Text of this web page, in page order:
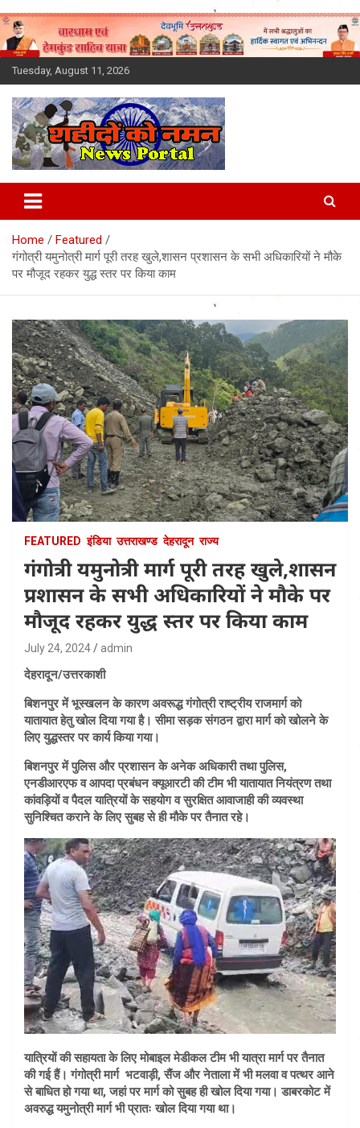
Skip
to
content
Tuesday, August 11, 2026
Latest News Today, Breaking
News, Uttarakhand News in
Hindi
Home
Featured
गंगोत्री यमुनोत्री मार्ग पूरी तरह खुले,शासन प्रशासन के सभी अधिकारियों ने मौके
पर मौजूद रहकर युद्ध स्तर पर किया काम
FEATURED इंडिया उत्तराखण्ड देहरादून राज्य
गंगोत्री यमुनोत्री मार्ग पूरी तरह खुले,शासन
प्रशासन के सभी अधिकारियों ने मौके पर
मौजूद रहकर युद्ध स्तर पर किया काम
July 24, 2024 admin
देहरादून/उत्तरकाशी
बिशनपुर में भूस्खलन के कारण अवरूद्ध गंगोत्री राष्ट्रीय राजमार्ग को
यातायात हेतु खोल दिया गया है। सीमा सड़क संगठन द्वारा मार्ग को खोलने के
लिए युद्धस्तर पर कार्य किया गया।
बिशनपुर में पुलिस और प्रशासन के अनेक अधिकारी तथा पुलिस,
एनडीआरएफ व आपदा प्रबंधन क्यूआरटी की टीम भी यातायात नियंत्रण तथा
कांवड़ियों व पैदल यात्रियों के सहयोग व सुरक्षित आवाजाही की व्यवस्था
सुनिश्चित कराने के लिए सुबह से ही मौके पर तैनात रहे।
यात्रियों की सहायता के लिए मोबाइल मेडीकल टीम भी यात्रा मार्ग पर तैनात
की गई हैं। गंगोत्री मार्ग भटवाड़ी, सैंज और नेताला में भी मलवा व पत्थर आने
से बाधित हो गया था, जहां पर मार्ग को सुबह ही खोल दिया गया। डाबरकोट में
अवरुद्ध यमुनोत्री मार्ग भी प्रातः खोल दिया गया था।